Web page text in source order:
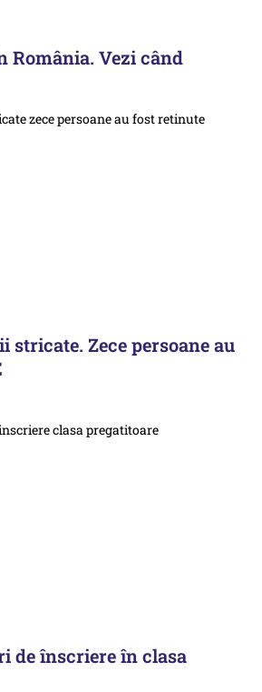
România. Vezi când
stricate. Zece persoane au
de înscriere în clasa